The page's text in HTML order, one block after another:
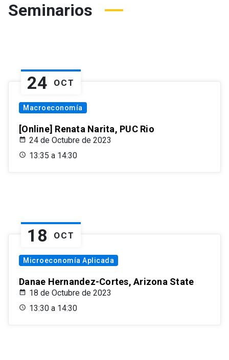
Seminarios
24 OCT
Macroeconomía
[Online] Renata Narita, PUC Rio
24 de Octubre de 2023
13:35 a 14:30
18 OCT
Microeconomía Aplicada
Danae Hernandez-Cortes, Arizona State
18 de Octubre de 2023
13:30 a 14:30